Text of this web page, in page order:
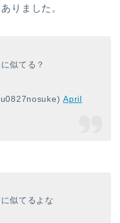
りました。
似てる？
April
似てるよな